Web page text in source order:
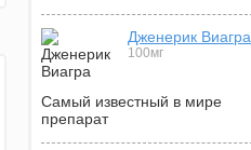
Дженерик Виагра
100мг
Самый известный в мире
препарат